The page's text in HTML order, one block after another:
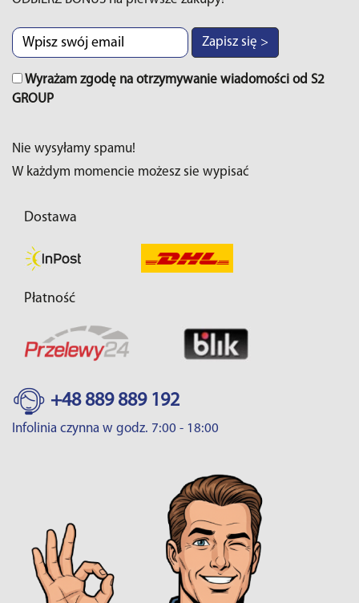
Zapisz się >
Wyrażam zgodę na otrzymywanie wiadomości od S2
GROUP
Nie wysyłamy spamu!
W każdym momencie możesz sie wypisać
Dostawa
Płatność
+48 889 889 192
Infolinia czynna w godz. 7:00 - 18:00